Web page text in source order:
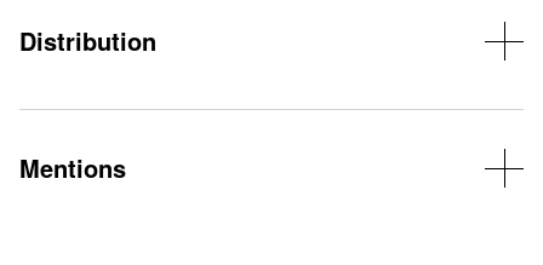
Distribution
Chorégraphie, scénographie, interprétation et costumes : Violette
Création musicale : David Olyphant Monceau
Création lumière : Françoise Michel
Mentions